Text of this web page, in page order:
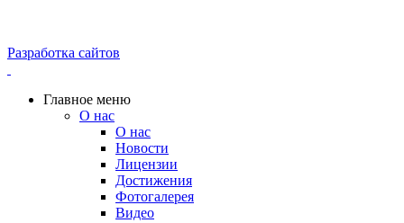
Разработка сайтов
Главное меню
О нас
О нас
Новости
Лицензии
Достижения
Фотогалерея
Видео